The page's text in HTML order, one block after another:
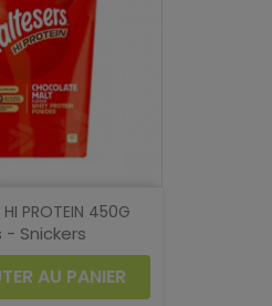
HI PROTEIN 450G
- Snickers
AU PANIER